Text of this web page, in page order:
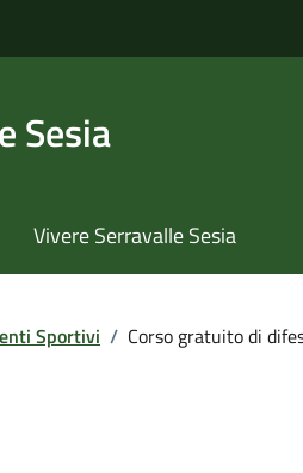
Sesia
Vivere Serravalle Sesia
Sportivi / Corso gratuito di